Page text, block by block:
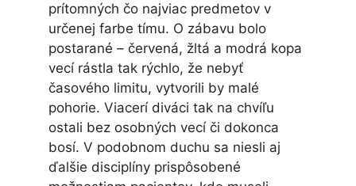
prítomných čo najviac predmetov v
určenej farbe tímu. O zábavu bolo
postarané – červená, žltá a modrá kopa
vecí rástla tak rýchlo, že nebyť
časového limitu, vytvorili by malé
pohorie. Viacerí diváci tak na chvíľu
ostali bez osobných vecí či dokonca
bosí. V podobnom duchu sa niesli aj
ďalšie disciplíny prispôsobené